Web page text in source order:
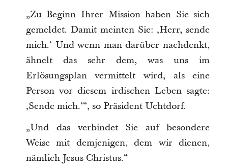
„Zu Beginn Ihrer Mission haben Sie sich
gemeldet. Damit meinten Sie: ‚Herr, sende
mich.‘ Und wenn man darüber nachdenkt,
ähnelt das sehr dem, was uns im
Erlösungsplan vermittelt wird, als eine
Person vor diesem irdischen Leben sagte:
‚Sende mich.‘“, so Präsident Uchtdorf.
„Und das verbindet Sie auf besondere
Weise mit demjenigen, dem wir dienen,
nämlich Jesus Christus.“